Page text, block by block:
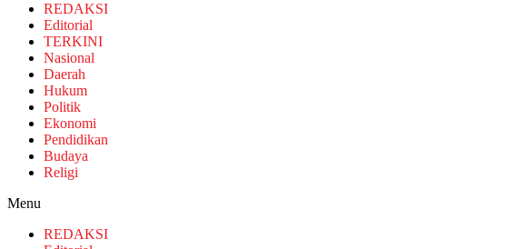
REDAKSI
Editorial
TERKINI
Nasional
Daerah
Hukum
Politik
Ekonomi
Pendidikan
Budaya
Religi
Menu
REDAKSI